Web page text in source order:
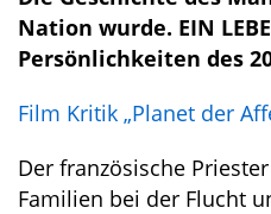
Nation wurde. EIN
Persönlichkeiten des
Film Kritik „Planet der
Der französische
Familien bei der Flucht